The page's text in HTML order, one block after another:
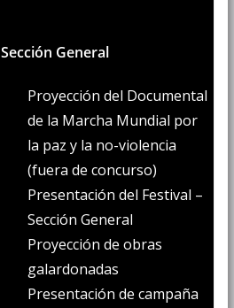
Sección General
Proyección del Documental
de la Marcha Mundial por
la paz y la no-violencia
(fuera de concurso)
Presentación del Festival –
Sección General
Proyección de obras
galardonadas
Presentación de campaña